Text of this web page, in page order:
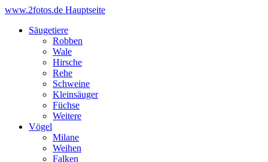
www.2fotos.de Hauptseite
Säugetiere
Robben
Wale
Hirsche
Rehe
Schweine
Kleinsäuger
Füchse
Weitere
Vögel
Milane
Weihen
Falken